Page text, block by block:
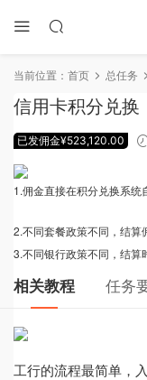
当前位置： 首页 总任务
信用卡积分兑换
已发佣金¥523,120.00
1.佣金直接在积分兑换系统
2.不同套餐政策不同，结算
3.不同银行政策不同，结算
相关教程 任务
工行的流程最简单，